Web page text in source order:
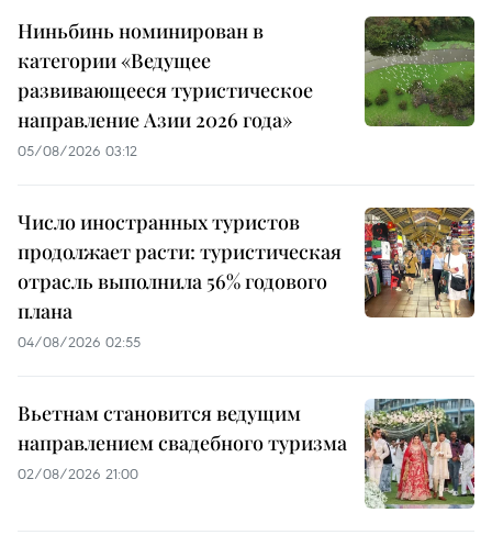
Ниньбинь номинирован в
категории «Ведущее
развивающееся туристическое
направление Азии 2026 года»
05/08/2026 03:12
Число иностранных туристов
продолжает расти: туристическая
отрасль выполнила 56% годового
плана
04/08/2026 02:55
Вьетнам становится ведущим
направлением свадебного туризма
02/08/2026 21:00